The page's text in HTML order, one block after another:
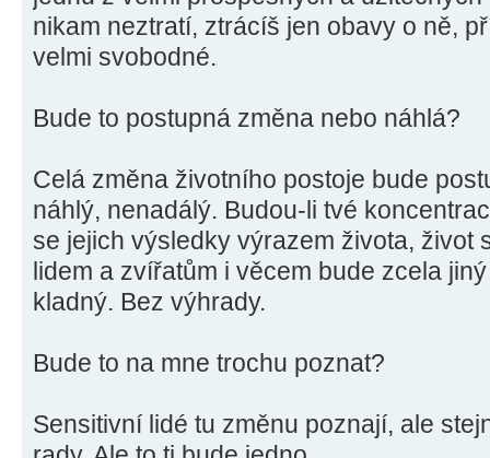
nikam neztratí, ztrácíš jen obavy o ně,
velmi svobodné.
Bude to postupná změna nebo náhlá?
Celá změna životního postoje bude
náhlý, nenadálý. Budou-li tvé
se jejich výsledky výrazem života, život
lidem a zvířatům i věcem bude zcela
kladný. Bez výhrady.
Bude to na mne trochu poznat?
Sensitivní lidé tu změnu poznají, ale